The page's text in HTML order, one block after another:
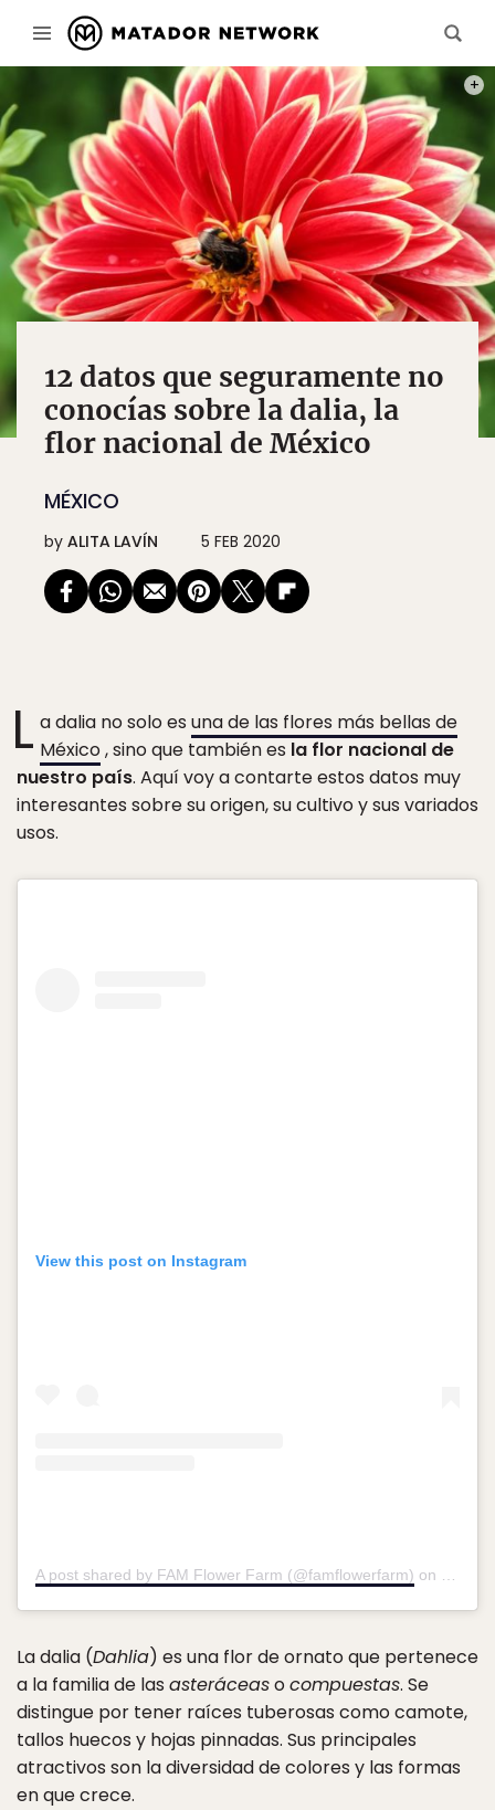
12 datos que seguramente no
conocías sobre la dalia, la
flor nacional de México
MÉXICO
by ALITA LAVÍN 5 FEB 2020
L a dalia no solo es una de las flores más bellas de
México, sino que también es la flor nacional de
nuestro país. Aquí voy a contarte estos datos muy
interesantes sobre su origen, su cultivo y sus variados
usos.
View this post on Instagram
A post shared by FAM Flower Farm (@famflowerfarm) on Jul 4,
La dalia (Dahlia) es una flor de ornato que pertenece
a la familia de las asteráceasocompuestas. Se
distingue por tener raíces tuberosas como camote,
tallos huecos y hojas pinnadas. Sus principales
atractivos son la diversidad de colores y las formas
en que crece.